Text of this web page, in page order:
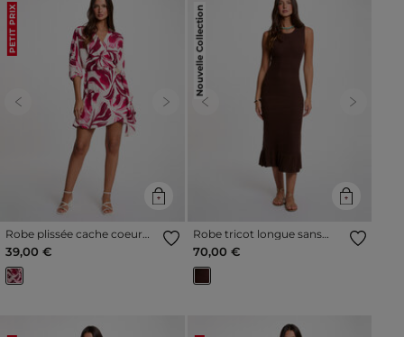
PETIT PRIX
Previous Next
Robe plissée cache coeur
multicolore femme
39,00 €
Nouvelle Collection
Previous Next
Robe tricot longue sans
manches marron foncé
femme
70,00 €